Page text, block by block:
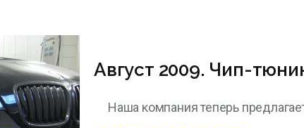
Август 2009. Чип-
Наша компания теперь